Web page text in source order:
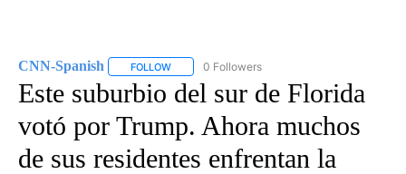
CNN-Spanish FOLLOW FOLLOW "CNN-SPANISH" TO RECEIVE
0 Followers
Este suburbio del sur de Florida
votó por Trump. Ahora muchos
de sus residentes enfrentan la